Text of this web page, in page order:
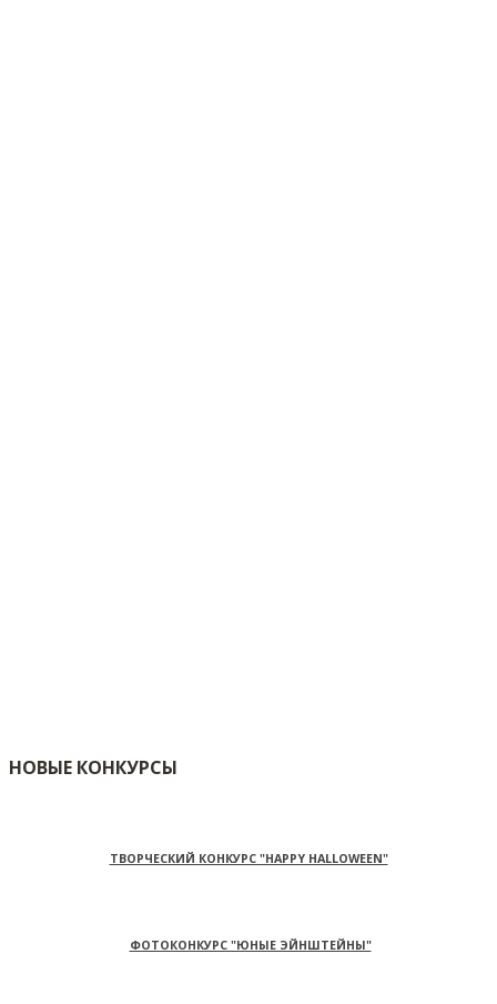
НОВЫЕ КОНКУРСЫ
ТВОРЧЕСКИЙ КОНКУРС "HAPPY HALLOWEEN"
ФОТОКОНКУРС "ЮНЫЕ ЭЙНШТЕЙНЫ"